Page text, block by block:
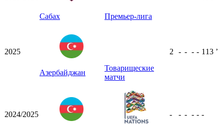
Сабах Премьер-лига
2025
Азербайджан
Товарищеские
матчи
2 - - - - 113 ʼ
2024/2025 - - - - - -